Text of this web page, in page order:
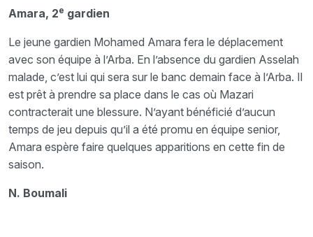
Amara, 2e gardien
Le jeune gardien Mohamed Amara fera le déplacement
avec son équipe à l’Arba. En l’absence du gardien Asselah
malade, c’est lui qui sera sur le banc demain face à l’Arba. Il
est prêt à prendre sa place dans le cas où Mazari
contracterait une blessure. N’ayant bénéficié d’aucun
temps de jeu depuis qu’il a été promu en équipe senior,
Amara espère faire quelques apparitions en cette fin de
saison.
N. Boumali